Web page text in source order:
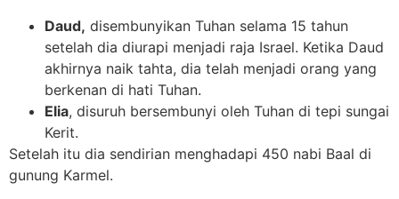
Daud, disembunyikan Tuhan selama 15 tahun
setelah dia diurapi menjadi raja Israel. Ketika Daud
akhirnya naik tahta, dia telah menjadi orang yang
berkenan di hati Tuhan.
Elia, disuruh bersembunyi oleh Tuhan di tepi sungai
Kerit.
Setelah itu dia sendirian menghadapi 450 nabi Baal di
gunung Karmel.